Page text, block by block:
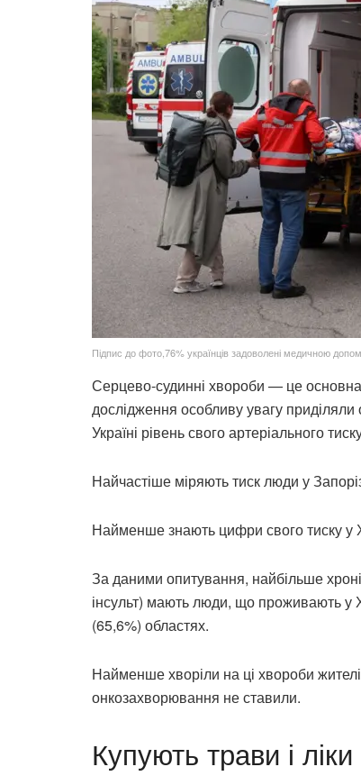
Підпис до фото,76% українців задоволені медичною
Серцево-судинні хвороби — це
дослідження особливу увагу
Україні рівень свого артеріального
Найчастіше міряють тиск люди у
Найменше знають цифри свого тиску у
За даними опитування, найбільше
інсульт) мають люди, що проживають у
(65,6%) областях.
Найменше хворіли на ці хвороби
онкозахворювання не ставили.
Купують трави і ліки